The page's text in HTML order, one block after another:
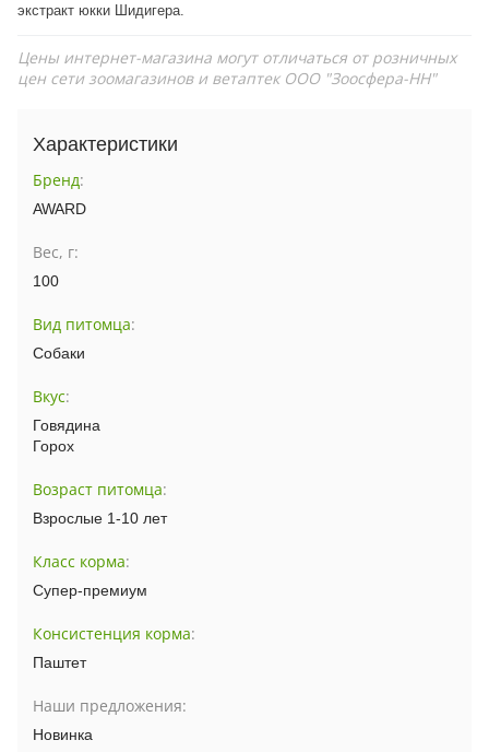
экстракт юкки Шидигера.
Цены интернет-магазина могут отличаться от розничных
цен сети зоомагазинов и ветаптек ООО "Зоосфера-НН"
Характеристики
Бренд:
AWARD
Вес, г:
100
Вид питомца:
Собаки
Вкус:
Говядина
Горох
Возраст питомца:
Взрослые 1-10 лет
Класс корма:
Супер-премиум
Консистенция корма:
Паштет
Наши предложения:
Новинка